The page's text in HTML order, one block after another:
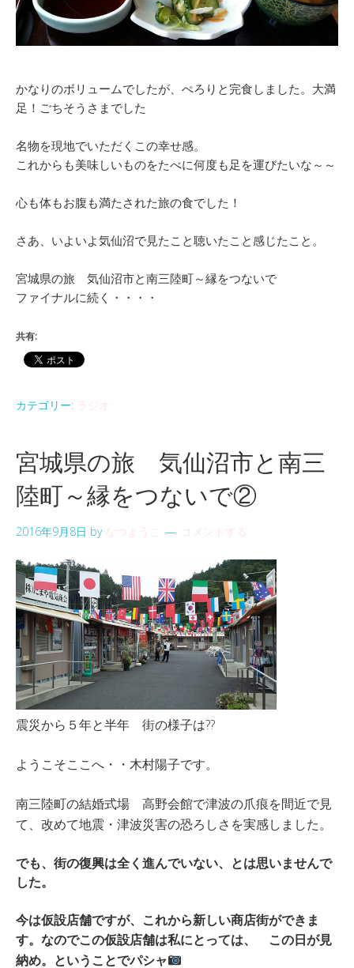
かなりのボリュームでしたが、ぺろりと完食しました。大満
足！ごちそうさまでした
名物を現地でいただくこの幸せ感。
これからも美味しいものをたべに何度も足を運びたいな～～
心も体もお腹も満たされた旅の食でした！
さあ、いよいよ気仙沼で見たこと聴いたこと感じたこと。
宮城県の旅 気仙沼市と南三陸町～縁をつないで
ファイナルに続く・・・・
共有:
カテゴリー: ラジオ
宮城県の旅 気仙沼市と南三
陸町～縁をつないで②
2016年9月8日 by なつようこ コメントする
震災から５年と半年 街の様子は??
ようこそここへ・・木村陽子です。
南三陸町の結婚式場 高野会館で津波の爪痕を間近で見
て、改めて地震・津波災害の恐ろしさを実感しました。
でも、街の復興は全く進んでいない、とは思いませんで
した。